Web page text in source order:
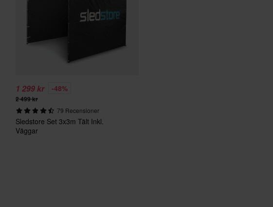
1 299 kr -48%
2 499 kr
79 Recensioner
Sledstore Set 3x3m Tält Inkl.
Väggar